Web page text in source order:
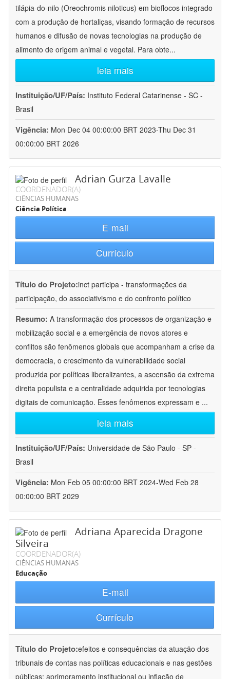
tilápia-do-nilo (Oreochromis niloticus) em bioflocos integrado
com a produção de hortaliças, visando formação de recursos
humanos e difusão de novas tecnologias na produção de
alimento de origem animal e vegetal. Para obte...
leia mais
Instituição/UF/País: Instituto Federal Catarinense - SC -
Brasil
Vigência: Mon Dec 04 00:00:00 BRT 2023-Thu Dec 31
00:00:00 BRT 2026
Adrian Gurza Lavalle
COORDENADOR(A)
CIÊNCIAS HUMANAS
Ciência Política
E-mail
Currículo
Título do Projeto:inct participa - transformações da
participação, do associativismo e do confronto político
Resumo: A transformação dos processos de organização e
mobilização social e a emergência de novos atores e
conflitos são fenômenos globais que acompanham a crise da
democracia, o crescimento da vulnerabilidade social
produzida por políticas liberalizantes, a ascensão da extrema
direita populista e a centralidade adquirida por tecnologias
digitais de comunicação. Esses fenômenos expressam e ...
leia mais
Instituição/UF/País: Universidade de São Paulo - SP -
Brasil
Vigência: Mon Feb 05 00:00:00 BRT 2024-Wed Feb 28
00:00:00 BRT 2029
Adriana Aparecida Dragone
Silveira
COORDENADOR(A)
CIÊNCIAS HUMANAS
Educação
E-mail
Currículo
Título do Projeto:efeitos e consequências da atuação dos
tribunais de contas nas políticas educacionais e nas gestões
públicas: aprimoramento institucional ou inflação de